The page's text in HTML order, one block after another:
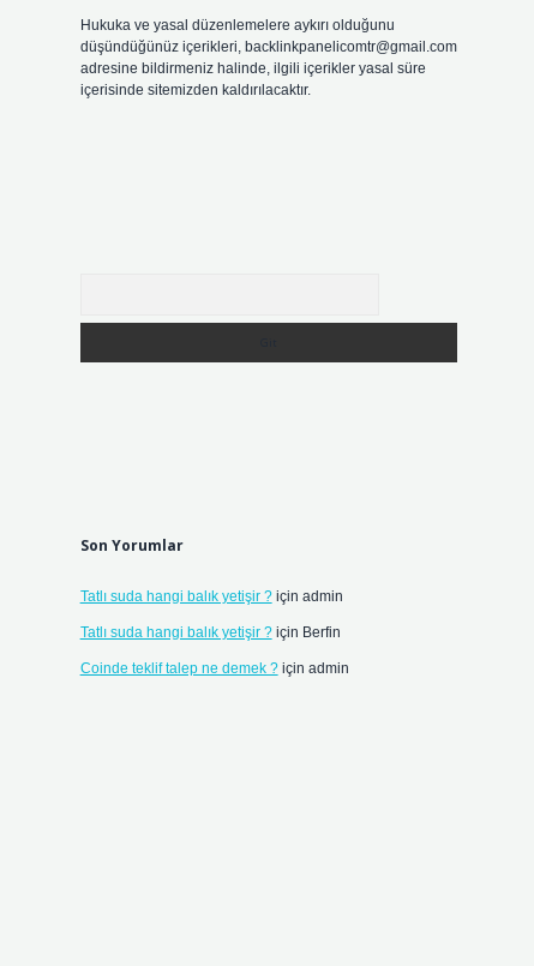
Hukuka ve yasal düzenlemelere aykırı olduğunu
düşündüğünüz içerikleri, backlinkpanelicomtr@gmail.com
adresine bildirmeniz halinde, ilgili içerikler yasal süre
içerisinde sitemizden kaldırılacaktır.
Son Yorumlar
Tatlı suda hangi balık yetişir ?için admin
Tatlı suda hangi balık yetişir ?için Berfin
Coinde teklif talep ne demek ?için admin